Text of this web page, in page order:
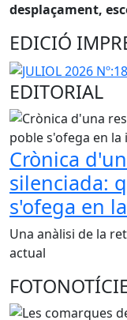
desplaçament,
EDICIÓ
EDITORIAL
Crònica
silenciada:
s'ofega en
Una anàlisi de la
actual